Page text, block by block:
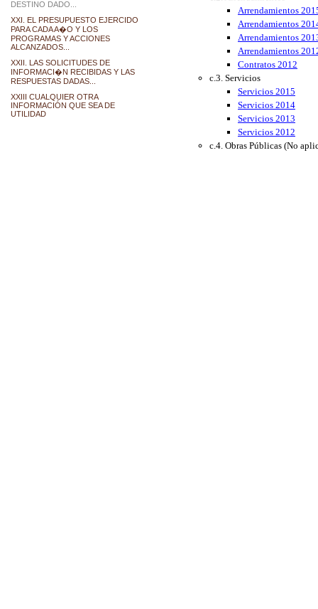
DESTINO DADO...
XXI. EL PRESUPUESTO EJERCIDO
PARA CADA A�O Y LOS
PROGRAMAS Y ACCIONES
ALCANZADOS...
XXII. LAS SOLICITUDES DE
INFORMACI�N RECIBIDAS Y LAS
RESPUESTAS DADAS...
XXIII CUALQUIER OTRA
INFORMACIÓN QUE SEA DE
UTILIDAD
Arrendamientos
Arrendamientos
Arrendamientos
Arrendamientos
Contratos 2012
c.3. Servicios
Servicios 2015
Servicios 2014
Servicios 2013
Servicios 2012
c.4. Obras Públicas (No